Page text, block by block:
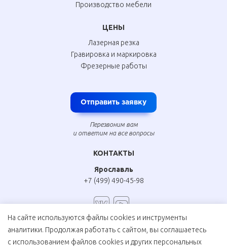
Производство мебели
ЦЕНЫ
Лазерная резка
Гравировка и маркировка
Фрезерные работы
Отправить заявку
Перезвоним вам
и ответим на все вопросы
КОНТАКТЫ
Ярославль
+7 (499) 490-45-98
Соглашение на обработку персональных данных
На сайте используются файлы cookies и инструменты
аналитики. Продолжая работать с сайтом, вы соглашаетесь
с использованием файлов cookies и других персональных